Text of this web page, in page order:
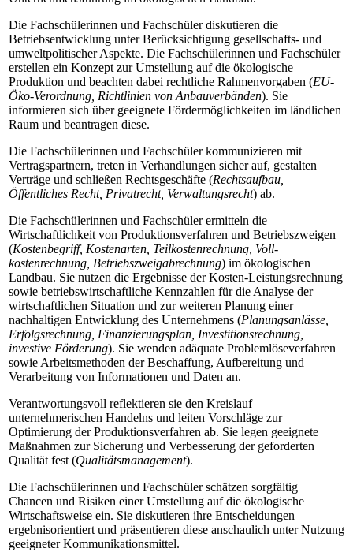
Die Fachschülerinnen und Fachschüler diskutieren die
Betriebsentwicklung unter Berücksichtigung gesellschafts- und
umweltpolitischer Aspekte. Die Fachschülerinnen und Fachschüler
erstellen ein Konzept zur Umstellung auf die ökologische
Produktion und beachten dabei rechtliche Rahmenvorgaben (EU-
Öko-Verordnung, Richtlinien von Anbauverbänden). Sie
informieren sich über geeignete Fördermöglichkeiten im länd­lichen
Raum und beantragen diese.
Die Fachschülerinnen und Fachschüler kommunizieren mit
Vertragspartnern, treten in Verhandlungen sicher auf, gestalten
Verträge und schließen Rechtsgeschäfte (Rechtsaufbau,
Öffentliches Recht, Privatrecht, Verwaltungsrecht) ab.
Die Fachschülerinnen und Fachschüler ermitteln die
Wirtschaftlichkeit von Produktions­verfahren und Betriebszweigen
(Kostenbegriff, Kostenarten, Teilkostenrechnung, Voll­
kostenrechnung, Betriebszweigabrechnung) im ökologischen
Landbau. Sie nutzen die Ergebnisse der Kosten-Leistungsrechnung
sowie betriebswirtschaftliche Kennzahlen für die Analyse der
wirtschaftlichen Situation und zur weiteren Planung einer
nachhaltigen Entwicklung des Unternehmens (Planungs­anlässe,
Erfolgsrechnung, Finanzierungs­plan, Investitionsrechnung,
investive Förde­rung). Sie wenden adäquate Problemlöseverfahren
sowie Arbeitsmethoden der Beschaffung, Aufbereitung und
Verarbeitung von Informationen und Daten an.
Verantwortungsvoll reflektieren sie den Kreislauf
unternehmerischen Handelns und leiten Vorschläge zur
Optimierung der Produktionsverfahren ab. Sie legen geeignete
Maßnahmen zur Sicherung und Verbesserung der geforderten
Qualität fest (Qualitätsmanagement).
Die Fachschülerinnen und Fachschüler schätzen sorgfältig
Chancen und Risiken einer Umstellung auf die ökologische
Wirtschaftsweise ein. Sie diskutieren ihre Entscheidungen
ergebnisorientiert und präsentieren diese anschaulich unter Nutzung
geeigneter Kommunikationsmittel.